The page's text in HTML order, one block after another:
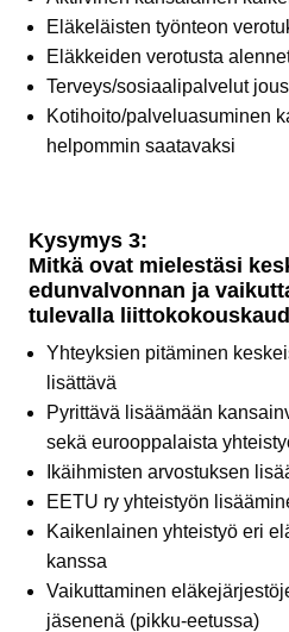
Eläkeläisten työnteon
Eläkkeiden verotusta
Terveys/sosiaalipalvelut
Kotihoito/palveluasuminen
helpommin saatavaksi
Kysymys 3:
Mitkä ovat mielestäsi
edunvalvonnan ja
tulevalla
Yhteyksien pitäminen
lisättävä
Pyrittävä lisäämään
sekä eurooppalaista
Ikäihmisten arvostuksen
EETU ry yhteistyön
Kaikenlainen yhteistyö eri
kanssa
Vaikuttaminen
jäsenenä (pikku-eetussa)